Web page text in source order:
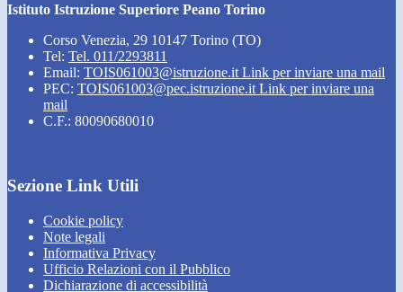
Istituto Istruzione Superiore Peano Torino
Corso Venezia, 29 10147 Torino (TO)
Tel: Tel. 011/2293811
Email: TOIS061003@istruzione.it Link per inviare una mail
PEC: TOIS061003@pec.istruzione.it Link per inviare una
mail
C.F.: 80090680010
Sezione Link Utili
Cookie policy
Note legali
Informativa Privacy
Ufficio Relazioni con il Pubblico
Dichiarazione di accessibilità